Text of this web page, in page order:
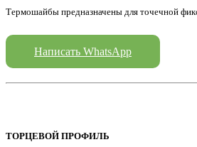
Термошайбы предназначены для точечной
Написать WhatsApp
ТОРЦЕВОЙ ПРОФИЛЬ